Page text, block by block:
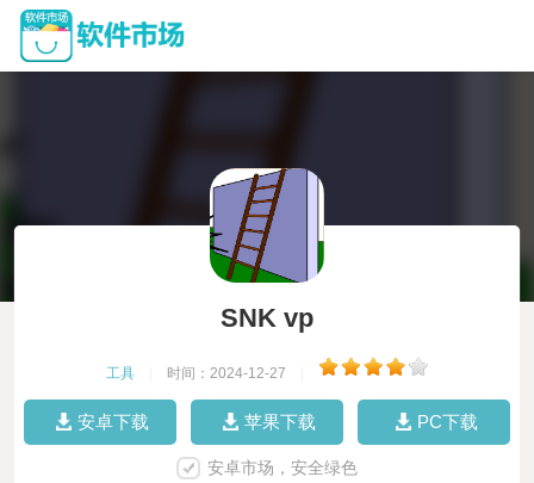
SNK vp
工具 时间：2024-12-27
安卓下载 苹果下载 PC下载
安卓市场，安全绿色